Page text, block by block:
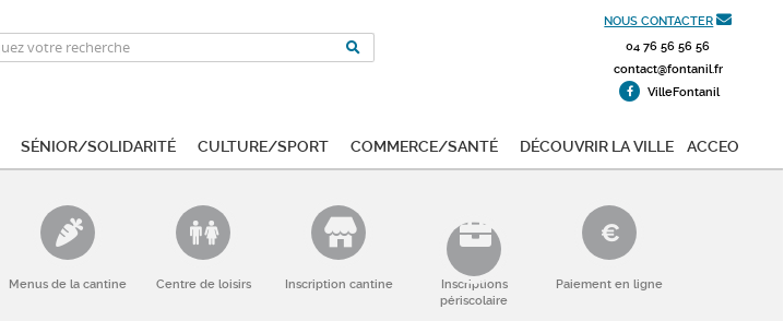
NOUS CONTACTER
04 76 56 56 56
contact@fontanil.fr
VilleFontanil
Sénior/Solidarité Culture/Sport Commerce/Santé Découvrir la ville ACCEO
Menus de la cantine Centre de loisirs Inscription cantine
Inscriptions
périscolaire
Paiement en ligne